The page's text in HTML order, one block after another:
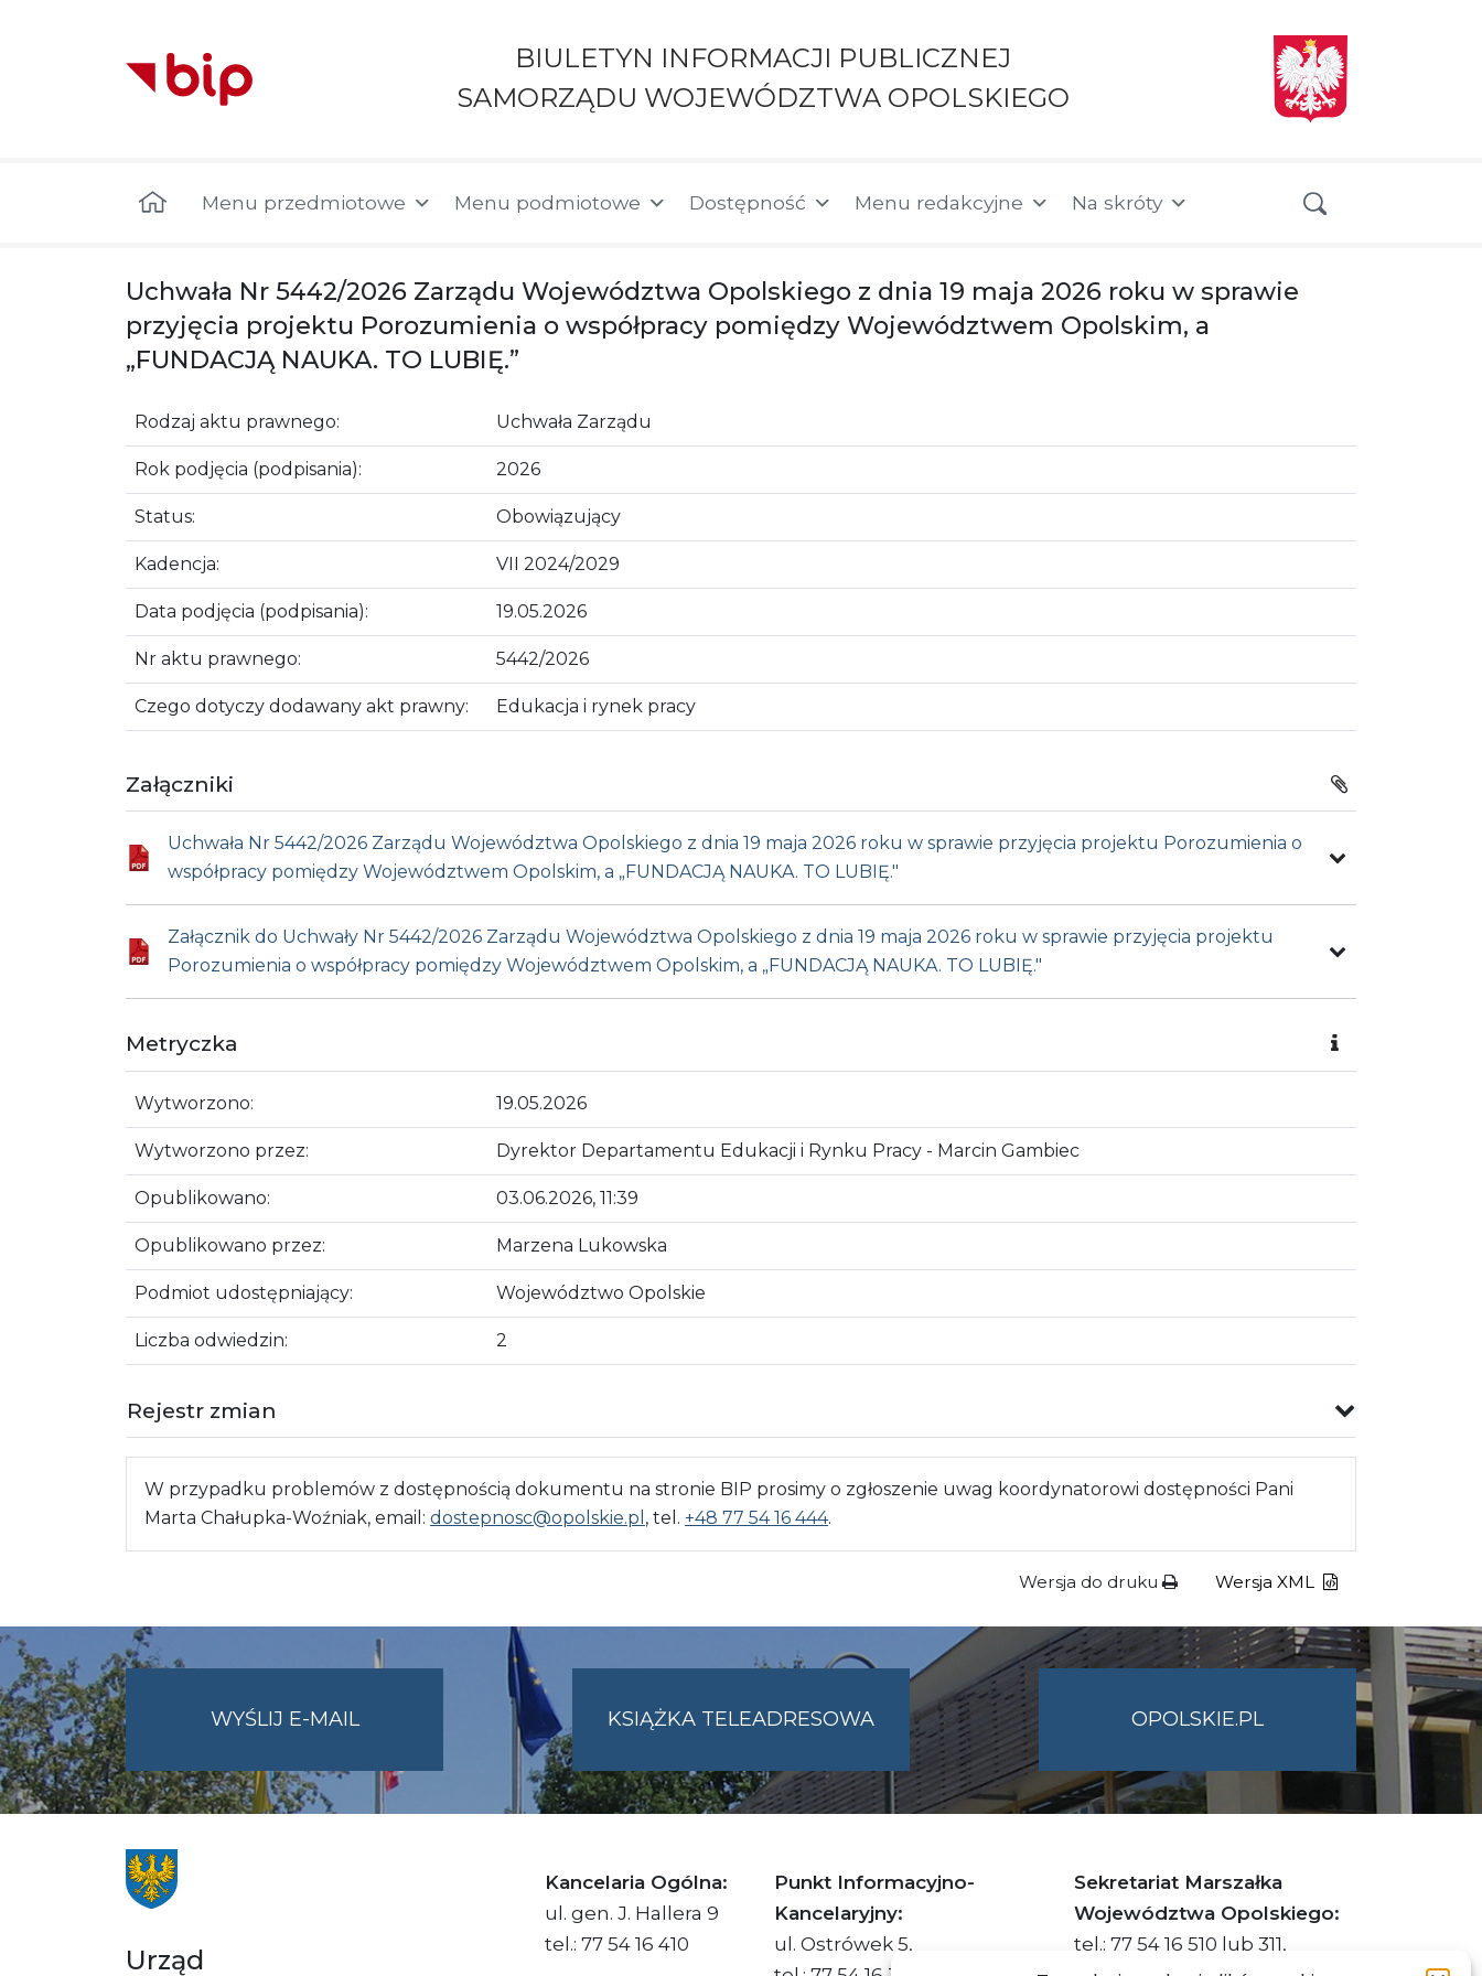
BIULETYN INFORMACJI PUBLICZNEJ
SAMORZĄDU WOJEWÓDZTWA OPOLSKIEGO
Menu przedmiotowe Menu podmiotowe Dostępność Menu redakcyjne Na skróty
Uchwała Nr 5442/2026 Zarządu Województwa Opolskiego z dnia 19 maja 2026 roku w sprawie
przyjęcia projektu Porozumienia o współpracy pomiędzy Województwem Opolskim, a
„FUNDACJĄ NAUKA. TO LUBIĘ.”
Rodzaj aktu prawnego: Uchwała Zarządu
Rok podjęcia (podpisania): 2026
Status: Obowiązujący
Kadencja: VII 2024/2029
Data podjęcia (podpisania): 19.05.2026
Nr aktu prawnego: 5442/2026
Czego dotyczy dodawany akt prawny: Edukacja i rynek pracy
Załączniki
Uchwała Nr 5442/2026 Zarządu Województwa Opolskiego z dnia 19 maja 2026 roku w sprawie przyjęcia projektu Porozumienia o
współpracy pomiędzy Województwem Opolskim, a „FUNDACJĄ NAUKA. TO LUBIĘ."
Załącznik do Uchwały Nr 5442/2026 Zarządu Województwa Opolskiego z dnia 19 maja 2026 roku w sprawie przyjęcia projektu
Porozumienia o współpracy pomiędzy Województwem Opolskim, a „FUNDACJĄ NAUKA. TO LUBIĘ."
Metryczka
Wytworzono: 19.05.2026
Wytworzono przez: Dyrektor Departamentu Edukacji i Rynku Pracy - Marcin Gambiec
Opublikowano: 03.06.2026, 11:39
Opublikowano przez: Marzena Lukowska
Podmiot udostępniający: Województwo Opolskie
Liczba odwiedzin: 2
Rejestr zmian
W przypadku problemów z dostępnością dokumentu na stronie BIP prosimy o zgłoszenie uwag koordynatorowi dostępności Pani
Marta Chałupka-Woźniak, email: dostepnosc@opolskie.pl , tel. +48 77 54 16 444.
Wersja do druku Wersja XML
WYŚLIJ E-MAILNA
UMWO@OPOLSKIE.PL
KSIĄŻKA TELEADRESOWA OPOLSKIE.PL
Urząd
Kancelaria Ogólna:
ul. gen. J. Hallera 9
tel.: 77 54 16 410
Punkt Informacyjno-
Kancelaryjny:
ul. Ostrówek 5,
Sekretariat Marszałka
Województwa Opolskiego:
tel.: 77 54 16 510 lub 311,